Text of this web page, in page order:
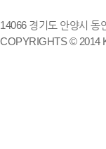
14066 경기도 안양시 동
COPYRIGHTS © 2014